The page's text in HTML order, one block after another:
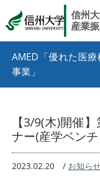
信州
産業
AMED「優れた医
事業」
【3/9(木)開催
ナー(産学ベン
2023.02.20 / お知ら